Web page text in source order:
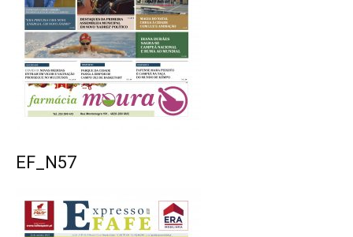
EF_N57